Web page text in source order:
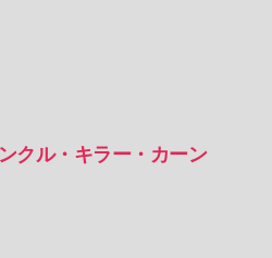
クル・キラー・カーン